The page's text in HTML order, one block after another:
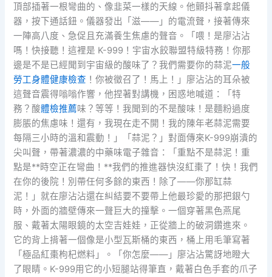
頂部插著一根彎曲的、像韭菜一樣的天線。他顫抖著拿起儀
器，按下通話鈕。儀器發出「滋——」的電流聲，接著傳來
一陣高八度、急促且充滿養生焦慮的聲音。「喂！是廖沾沾
嗎！快接聽！這裡是 K-999！宇宙水餃聯盟特級特務！你那
邊是不是已經聞到宇宙級的酸味了？我們需要你的蒜泥一般
勞工身體健康檢查 ！你被徵召了！馬上！」廖沾沾的耳朵被
這聲音震得嗡嗡作響，他捏著對講機，困惑地喊道：「特
務？酸體檢推薦味？等等！我聞到的不是酸味！是麵粉過度
膨脹的焦慮味！還有，我現在走不開！我的陳年老蒜泥需要
每隔三小時的溫和震動！」「蒜泥？」對面傳來K-999崩潰的
尖叫聲，帶著濃濃的中藥味電子雜音：「重點不是蒜泥！重
點是**時空正在彎曲！**我們的推進器快沒紅棗了！快！我們
在你的後院！別帶任何多餘的東西！除了——你那缸蒜
泥！」就在廖沾沾還在糾結要不要帶上他最珍愛的那把銀勺
時，外面的牆壁傳來一聲巨大的撞擊。一個穿著黑色燕尾
服、戴著太陽眼鏡的太空吉娃娃，正從牆上的破洞鑽進來。
它的背上揹著一個像是小型瓦斯桶的東西，桶上用毛筆寫著
「極品紅棗枸杞燃料」。「你怎麼——」廖沾沾驚訝地瞪大
了眼睛。K-999用它的小短腿站得筆直，戴著白色手套的爪子